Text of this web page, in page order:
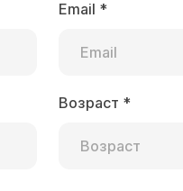
Email *
Возраст *